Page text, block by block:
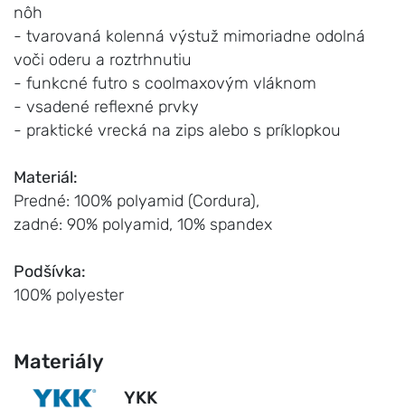
nôh
- tvarovaná kolenná výstuž mimoriadne odolná
voči oderu a roztrhnutiu
- funkcné futro s coolmaxovým vláknom
- vsadené reflexné prvky
- praktické vrecká na zips alebo s príklopkou
Materiál:
Predné: 100% polyamid (Cordura),
zadné: 90% polyamid, 10% spandex
Podšívka:
100% polyester
Materiály
YKK